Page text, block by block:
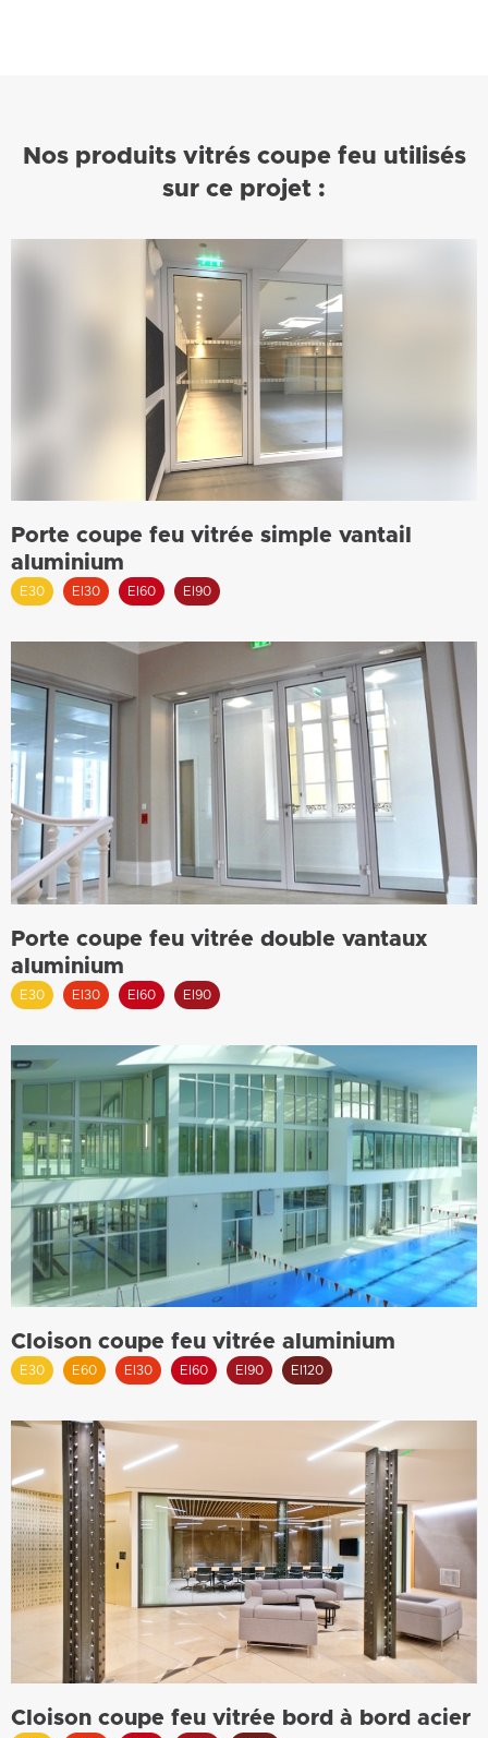
Nos produits vitrés coupe feu utilisés
sur ce projet :
Porte coupe feu vitrée simple vantail
aluminium
E30 EI30 EI60 EI90
Porte coupe feu vitrée double vantaux
aluminium
E30 EI30 EI60 EI90
Cloison coupe feu vitrée aluminium
E30 E60 EI30 EI60 EI90 EI120
Cloison coupe feu vitrée bord à bord acier